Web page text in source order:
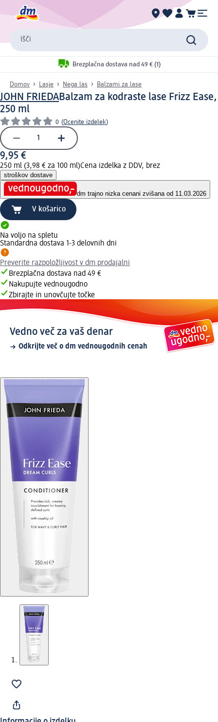
Išči
Brezplačna dostava nad 49 € (1)
Domov Lasje Nega las Balzami za lase
JOHN FRIEDABalzam za kodraste lase Frizz Ease,
250 ml
0 (Ocenite izdelek)
9,95 €
250 ml (3,98 € za 100 ml)Cena izdelka z DDV, brez
stroškov dostave
dm trajno nizka cenani zvišana od 11.03.2026
V košarico
Na voljo na spletu
Standardna dostava 1-3 delovnih dni
Preverite razpoložljivost v dm prodajalni
Brezplačna dostava nad 49 €
Nakupujte vednougodno
Zbirajte in unovčujte točke
Vedno več za vaš denar
Odkrijte več o dm vednougodnih cenah